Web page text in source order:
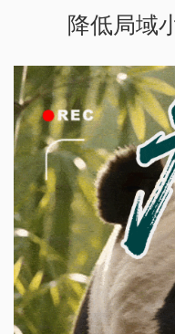
降低局域